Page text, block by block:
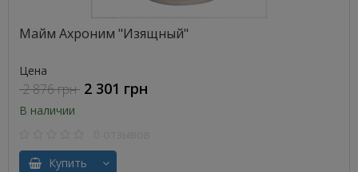
Майм Ахроним "Изящный"
Цена
2 876 грн 2 301 грн
В наличии
Купить